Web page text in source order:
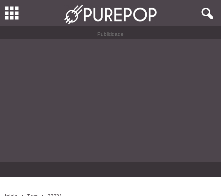
Publicidade